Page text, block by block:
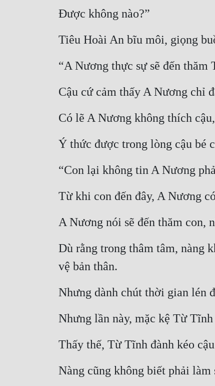
Được không nào?”
Tiêu Hoài An bĩu môi, giọng
“A Nương thực sự sẽ đến thăm
Cậu cứ cảm thấy A Nương chỉ
Có lẽ A Nương không thích
Ý thức được trong lòng cậu bé
“Con lại không tin A Nương
Từ khi con đến đây, A Nương
A Nương nói sẽ đến thăm con,
Dù rằng trong thâm tâm, nàng
vệ bản thân.
Nhưng dành chút thời gian lén
Nhưng lần này, mặc kệ Từ
Thấy thế, Từ Tĩnh đành kéo
Nàng cũng không biết phải làm